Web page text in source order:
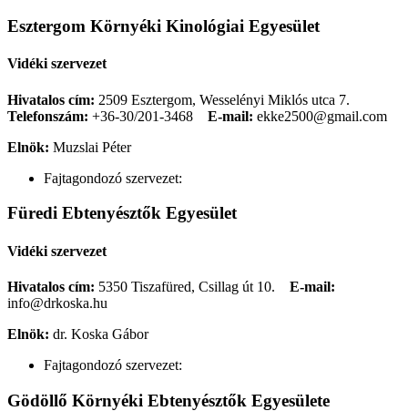
Esztergom Környéki Kinológiai Egyesület
Vidéki szervezet
Hivatalos cím: 2509 Esztergom, Wesselényi Miklós utca 7.
Telefonszám: +36-30/201-3468 E-mail: ekke2500@gmail.com
Elnök: Muzslai Péter
Fajtagondozó szervezet:
Füredi Ebtenyésztők Egyesület
Vidéki szervezet
Hivatalos cím: 5350 Tiszafüred, Csillag út 10. E-mail:
info@drkoska.hu
Elnök: dr. Koska Gábor
Fajtagondozó szervezet:
Gödöllő Környéki Ebtenyésztők Egyesülete